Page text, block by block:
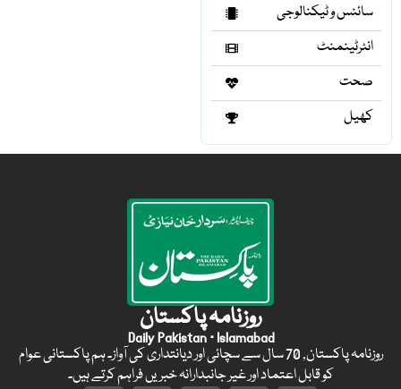
سائنس و ٹیکنالوجی
انٹرٹینمنٹ
صحت
کھیل
روزنامہ پاکستان
Daily Pakistan · Islamabad
روزنامہ پاکستان, 70 سال سے سچائی اور دیانتداری کی آواز۔ ہم پاکستانی عوام
کو قابل اعتماد اور غیر جانبدارانہ خبریں فراہم کرتے ہیں۔